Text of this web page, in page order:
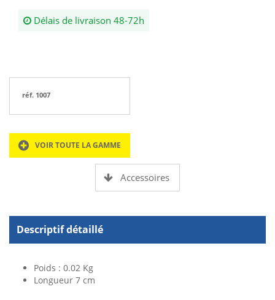
Délais de livraison 48-72h
réf. 1007
VOIR TOUTE LA GAMME
Accessoires
Descriptif détaillé
Poids : 0.02 Kg
Longueur 7 cm